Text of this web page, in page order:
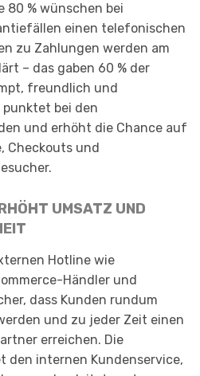
80 % wünschen bei
einen telefonischen
zu Zahlungen werden am
– das gaben 60 % der
freundlich und
bei den
und erhöht die Chance auf
Checkouts und
UMSATZ UND
Hotline wie
Händler und
dass Kunden rundum
und zu jeder Zeit einen
erreichen. Die
den internen Kundenservice,